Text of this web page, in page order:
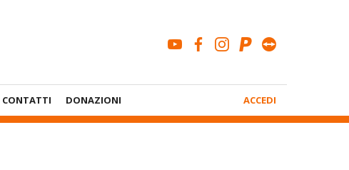
youtubefacebook
instagram
paypal
CONTATTI DONAZIONI
Account
ACCEDI